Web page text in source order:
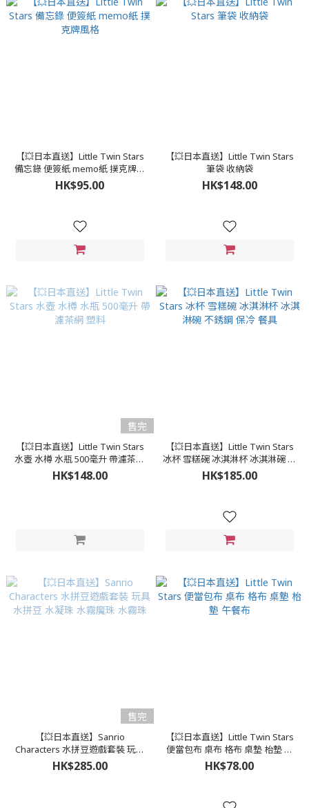
【💥日本直送】Little Twin Stars
備忘錄 便簽紙 memo紙 撲克牌風
格
HK$95.00
【💥日本直送】Little Twin Stars
筆袋 收納袋
HK$148.00
售完
【💥日本直送】Little Twin Stars
水壺 水樽 水瓶 500毫升 帶濾茶網
塑料
HK$148.00
【💥日本直送】Little Twin Stars
冰杯 雪糕碗 冰淇淋杯 冰淇淋碗 不
銹鋼 保冷 餐具
HK$185.00
售完
【💥日本直送】Sanrio
Characters 水拼豆遊戲套裝 玩具
水拼豆 水凝珠 水霧魔珠 水霧珠
HK$285.00
【💥日本直送】Little Twin Stars
便當包布 桌布 格布 桌墊 枱墊 午
餐布
HK$78.00